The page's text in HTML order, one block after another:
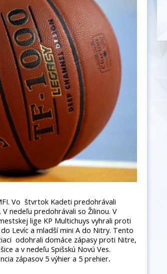
Vo štvrtok Kadeti predohrávali
nedeľu predohrávali so Žilinou. V
lige KP Multichuys vyhrali proti
Levíc a mladší mini A do Nitry. Tento
odohrali domáce zápasy proti Nitre,
a v nedeľu Spišskú Novú Ves.
zápasov 5 výhier a 5 prehier.